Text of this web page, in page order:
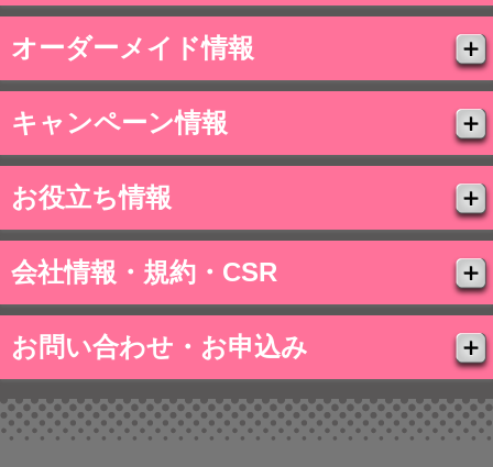
オーダーメイド情報
キャンペーン情報
お役立ち情報
会社情報・規約・CSR
お問い合わせ・お申込み